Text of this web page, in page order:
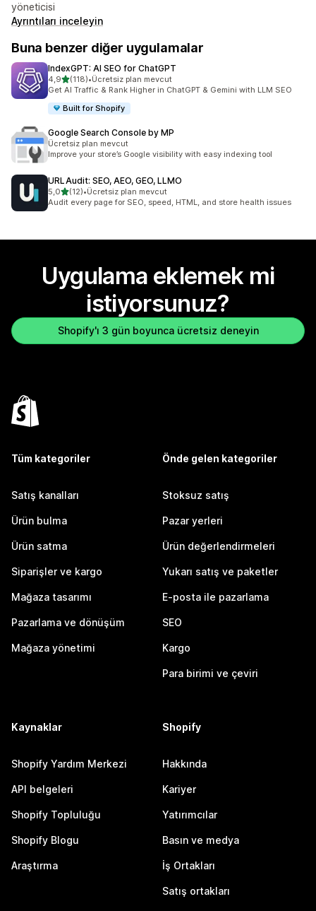
yöneticisi
Ayrıntıları inceleyin
Buna benzer diğer uygulamalar
IndexGPT: AI SEO for ChatGPT
4,95 yıldız üzerinden
(118)
toplam 118 değerlendirme
•Ücretsiz plan mevcut
Get AI Traffic & Rank Higher in ChatGPT & Gemini with LLM SEO
Built for Shopify
Google Search Console by MP
Ücretsiz plan mevcut
Improve your store’s Google visibility with easy indexing tool
URLAudit: SEO, AEO, GEO, LLMO
5,05 yıldız üzerinden
(12)
toplam 12 değerlendirme
•Ücretsiz plan mevcut
Audit every page for SEO, speed, HTML, and store health issues
Uygulama eklemek mi
istiyorsunuz?
Shopify'ı 3 gün boyunca ücretsiz deneyin
Tüm kategoriler
Satış kanalları
Ürün bulma
Ürün satma
Siparişler ve kargo
Mağaza tasarımı
Pazarlama ve dönüşüm
Mağaza yönetimi
Önde gelen kategoriler
Stoksuz satış
Pazar yerleri
Ürün değerlendirmeleri
Yukarı satış ve paketler
E-posta ile pazarlama
SEO
Kargo
Para birimi ve çeviri
Kaynaklar
Shopify Yardım Merkezi
API belgeleri
Shopify Topluluğu
Shopify Blogu
Araştırma
Shopify
Hakkında
Kariyer
Yatırımcılar
Basın ve medya
İş Ortakları
Satış ortakları